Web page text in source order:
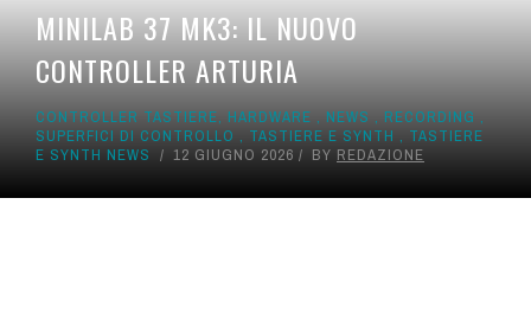
MINILAB 37 MK3: IL NUOVO
CONTROLLER ARTURIA
CONTROLLER TASTIERE, HARDWARE , NEWS , RECORDING ,
SUPERFICI DI CONTROLLO , TASTIERE E SYNTH , TASTIERE
E SYNTH NEWS
12 GIUGNO 2026 BY REDAZIONE